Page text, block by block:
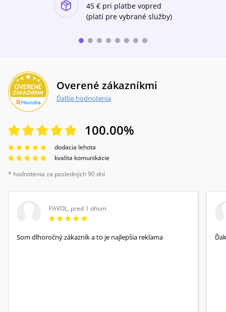
45 € pri platbe vopred
(platí pre vybrané služby)
Overené zákazníkmi
Ďalšie hodnotenia
100.00%
dodacia lehota
kvalita komunikácie
* hodnotenia za posledných 90 dní
PAVOL, pred 1 dňom
Som dlhoročný zákazník a to je najlepšia reklama